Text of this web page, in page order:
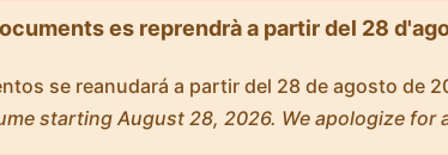
es reprendrà a partir del 28
se reanudará a partir del 28 de agosto de
starting August 28, 2026. We apologize for